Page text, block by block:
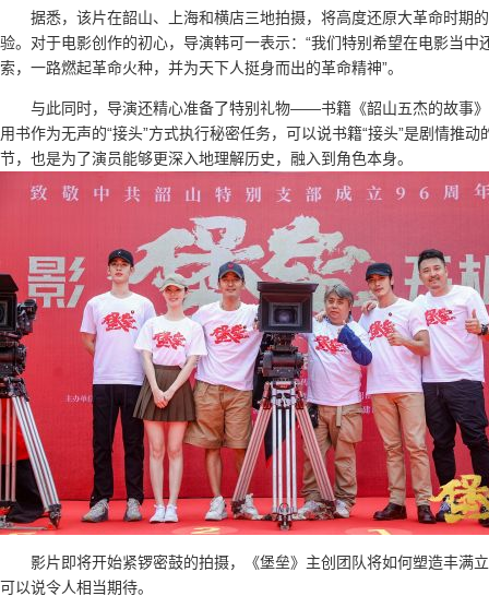
据悉，该片在韶山、上海和横店三地拍摄，将高度还原大革命时期
验。对于电影创作的初心，导演韩可一表示：“我们特别希望在电影当
索，一路燃起革命火种，并为天下人挺身而出的革命精神”。
与此同时，导演还精心准备了特别礼物——书籍《韶山五杰的故事
用书作为无声的“接头”方式执行秘密任务，可以说书籍“接头”是剧情推
节，也是为了演员能够更深入地理解历史，融入到角色本身。
影片即将开始紧锣密鼓的拍摄，《堡垒》主创团队将如何塑造丰满
可以说令人相当期待。